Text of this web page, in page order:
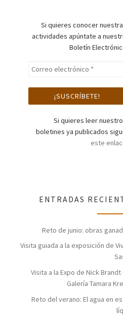
Si quieres conocer
actividades apúntate a
Boletín
Si quieres leer
boletines ya publicados
este
ENTRADAS
Reto de junio: obras
Visita guiada a la exposición de
Visita a la Expo de Nick Brandt
Galería Tamara
Reto del verano: El agua en